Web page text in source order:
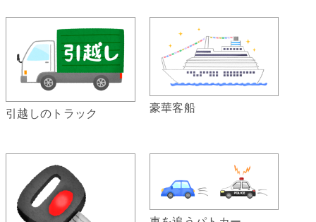
引越しのトラック 豪華客船